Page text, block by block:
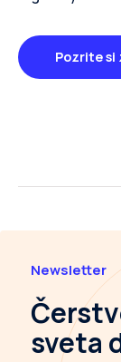
Pozrite si
Newsletter
sveta